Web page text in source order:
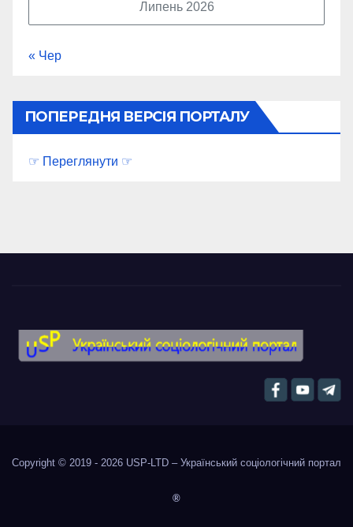
Липень 2026
« Чер
ПОПЕРЕДНЯ ВЕРСІЯ ПОРТАЛУ
☞ Переглянути ☞
Copyright © 2019 - 2026 USP-LTD – Український соціологічний портал
®